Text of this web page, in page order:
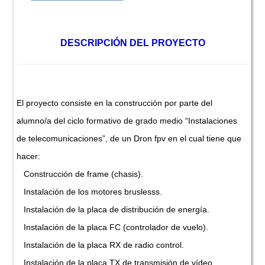
DESCRIPCIÓN DEL PROYECTO
El proyecto consiste en la construcción por parte del
alumno/a del ciclo formativo de grado medio “Instalaciones
de telecomunicaciones”, de un Dron fpv en el cual tiene que
hacer:
Construcción de frame (chasis).
Instalación de los motores bruslesss.
Instalación de la placa de distribución de energía.
Instalación de la placa FC (controlador de vuelo).
Instalación de la placa RX de radio control.
Instalación de la placa TX de transmisión de vídeo.